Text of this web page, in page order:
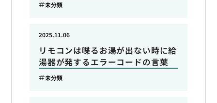
未分類
リモコンは喋るお湯が出ない時に給
湯器が発するエラーコードの言葉
2025.11.06
未分類